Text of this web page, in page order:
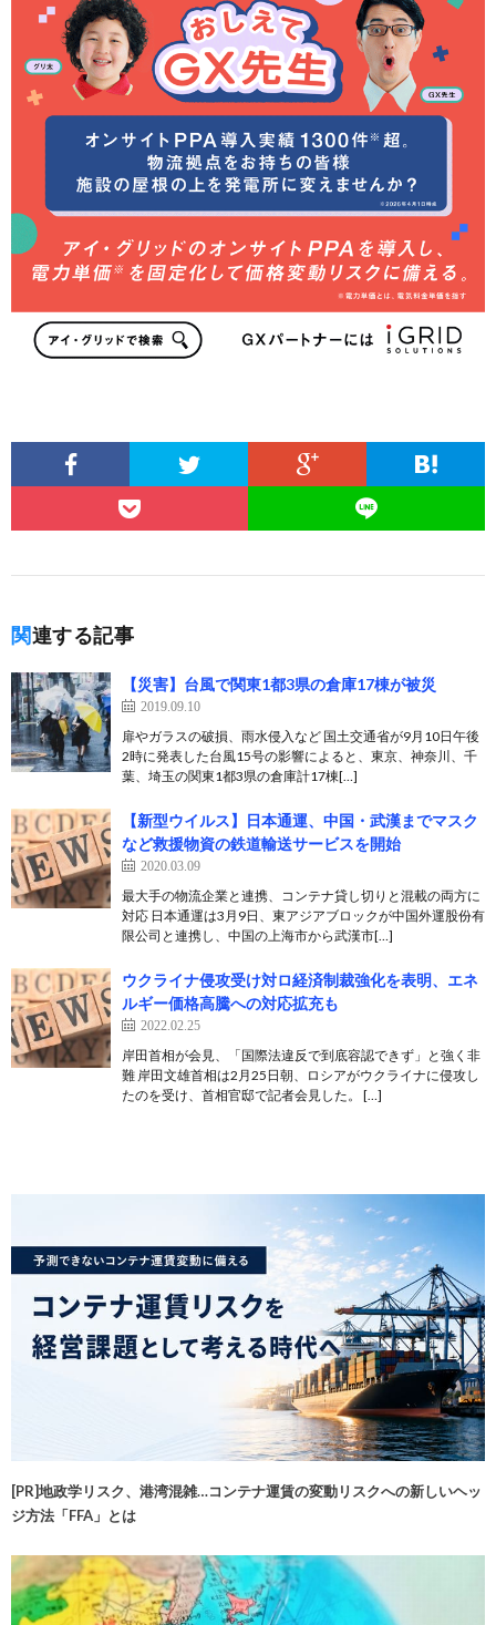
関連する記事
【災害】台風で関東1都3県の倉庫17棟が被災
2019.09.10
扉やガラスの破損、雨水侵入など 国土交通省が9月10日午後
2時に発表した台風15号の影響によると、東京、神奈川、千
葉、埼玉の関東1都3県の倉庫計17棟[…]
【新型ウイルス】日本通運、中国・武漢までマスク
など救援物資の鉄道輸送サービスを開始
2020.03.09
最大手の物流企業と連携、コンテナ貸し切りと混載の両方に
対応 日本通運は3月9日、東アジアブロックが中国外運股份有
限公司と連携し、中国の上海市から武漢市[…]
ウクライナ侵攻受け対ロ経済制裁強化を表明、エネ
ルギー価格高騰への対応拡充も
2022.02.25
岸田首相が会見、「国際法違反で到底容認できず」と強く非
難 岸田文雄首相は2月25日朝、ロシアがウクライナに侵攻し
たのを受け、首相官邸で記者会見した。 […]
[PR]地政学リスク、港湾混雑…コンテナ運賃の変動リスクへの新しいヘッ
ジ方法「FFA」とは